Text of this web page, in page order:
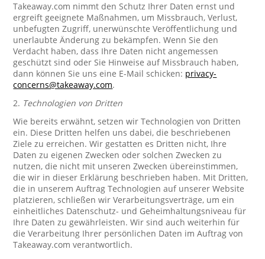
Takeaway.com nimmt den Schutz Ihrer Daten ernst und
ergreift geeignete Maßnahmen, um Missbrauch, Verlust,
unbefugten Zugriff, unerwünschte Veröffentlichung und
unerlaubte Änderung zu bekämpfen. Wenn Sie den
Verdacht haben, dass Ihre Daten nicht angemessen
geschützt sind oder Sie Hinweise auf Missbrauch haben,
dann können Sie uns eine E-Mail schicken: privacy-
concerns@takeaway.com.
2. Technologien von Dritten
Wie bereits erwähnt, setzen wir Technologien von Dritten
ein. Diese Dritten helfen uns dabei, die beschriebenen
Ziele zu erreichen. Wir gestatten es Dritten nicht, Ihre
Daten zu eigenen Zwecken oder solchen Zwecken zu
nutzen, die nicht mit unseren Zwecken übereinstimmen,
die wir in dieser Erklärung beschrieben haben. Mit Dritten,
die in unserem Auftrag Technologien auf unserer Website
platzieren, schließen wir Verarbeitungsverträge, um ein
einheitliches Datenschutz- und Geheimhaltungsniveau für
Ihre Daten zu gewährleisten. Wir sind auch weiterhin für
die Verarbeitung Ihrer persönlichen Daten im Auftrag von
Takeaway.com verantwortlich.